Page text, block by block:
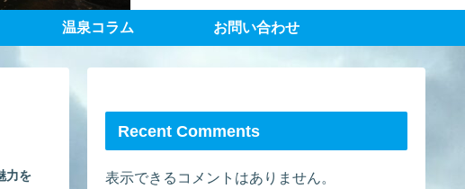
温泉コラム お問い合わせ
力を
Recent Comments
表示できるコメントはありません。